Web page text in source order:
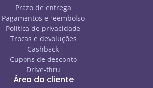
Prazo de entrega
Pagamentos e reembolso
Política de privacidade
Trocas e devoluções
Cashback
Cupons de desconto
Drive-thru
Área do cliente